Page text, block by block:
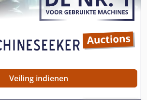
opties en accessoires = - Accu -
Stalen dak - Tankwagen
Veiling indienen